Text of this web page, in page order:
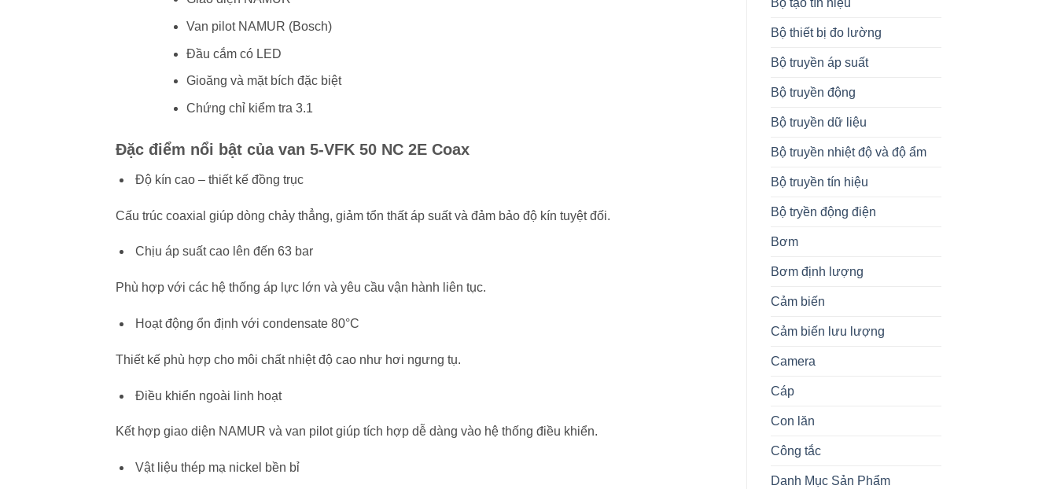
Bộ tạo tín hiệu
Bộ thiết bị đo lường
Bộ truyền áp suất
Bộ truyền động
Bộ truyền dữ liệu
Bộ truyền nhiệt độ và độ ẩm
Bộ truyền tín hiệu
Bộ tryền động điện
Bơm
Bơm định lượng
Cảm biến
Cảm biến lưu lượng
Camera
Cáp
Con lăn
Công tắc
Danh Mục Sản Phẩm
Van pilot NAMUR (Bosch)
Đầu cắm có LED
Gioăng và mặt bích đặc biệt
Chứng chỉ kiểm tra 3.1
Đặc điểm nổi bật của van 5-VFK 50 NC 2E Coax
Độ kín cao – thiết kế đồng trục
Cấu trúc coaxial giúp dòng chảy thẳng, giảm tổn thất áp suất và đảm bảo độ kín tuyệt đối.
Chịu áp suất cao lên đến 63 bar
Phù hợp với các hệ thống áp lực lớn và yêu cầu vận hành liên tục.
Hoạt động ổn định với condensate 80°C
Thiết kế phù hợp cho môi chất nhiệt độ cao như hơi ngưng tụ.
Điều khiển ngoài linh hoạt
Kết hợp giao diện NAMUR và van pilot giúp tích hợp dễ dàng vào hệ thống điều khiển.
Vật liệu thép mạ nickel bền bỉ